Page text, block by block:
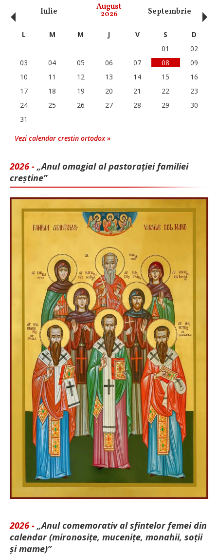
Iulie August
2026 Septembrie
‹ L M M J V S
D
01
02
03
04 05 06 07 08
09
10
11 12 13 14 15
16
17
18 19 20 21 22
23
24
25 26 27 28 29
30
31
Vezi calendar crestin ortodox »
2026 - „Anul omagial al pastorației familiei
creștine”
2026 - „Anul comemorativ al sfintelor femei din
calendar (mironosițe, mu­cenițe, monahii, soții
și mame)”